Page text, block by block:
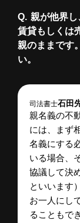
親が他界し
賃貸もしくは
親のままです
い。
司法書士石田
親名義の不
には、まず
名義にする
いる場合、
協議して決
といいます
お一人にし
ることもで